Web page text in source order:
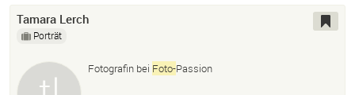
Braut Make-up
Permanent Make-up
Tamara Lerch
Porträt
Fotografin bei Foto-Passion